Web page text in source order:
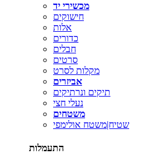
מכשירי יד
חישוקים
אלות
כדורים
חבלים
סרטים
מקלות לסרט
אביזרים
תיקים ונרתיקים
נעלי חצי
משטחים
שטיח|משטח אולימפי
התעמלות